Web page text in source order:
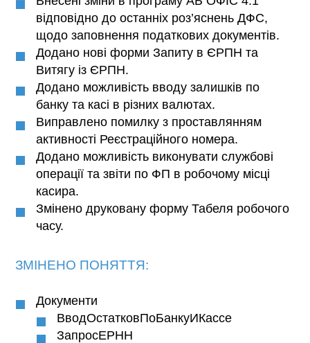
відповідно до останніх роз’яснень ДФС,
щодо заповнення податкових документів.
Додано нові форми Запиту в ЄРПН та
Витягу із ЄРПН.
Додано можливість вводу залишків по
банку та касі в різних валютах.
Виправлено помилку з проставлянням
активності Реєстраційного номера.
Додано можливість виконувати службові
операції та звіти по ФП в робочому місці
касира.
Змінено друковану форму Табеля робочого
часу.
ЗМІНЕНО ПОНЯТТЯ:
Документи
ВводОстатковПоБанкуИКассе
ЗапросЕРНН